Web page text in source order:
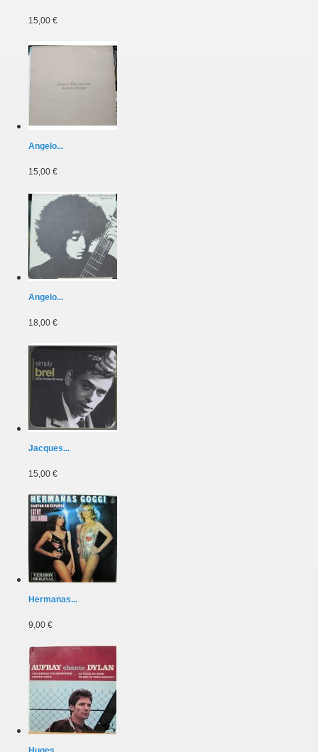
15,00 €
Angelo...
15,00 €
Angelo...
18,00 €
Jacques...
15,00 €
Hermanas...
9,00 €